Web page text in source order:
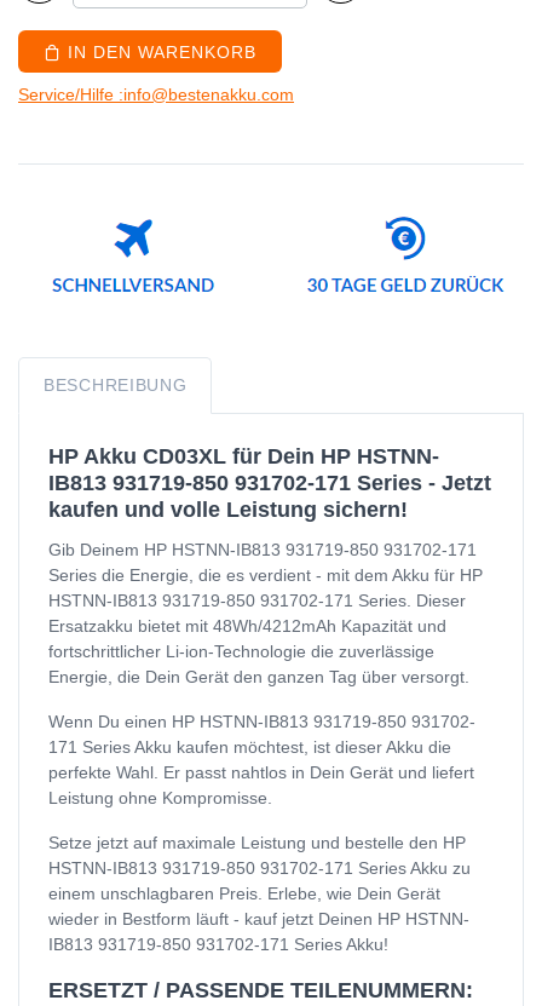
IN DEN WARENKORB
Service/Hilfe :info@bestenakku.com
BESCHREIBUNG
HP Akku CD03XL für Dein HP HSTNN-
IB813 931719-850 931702-171 Series - Jetzt
kaufen und volle Leistung sichern!
Gib Deinem HP HSTNN-IB813 931719-850 931702-171
Series die Energie, die es verdient - mit dem Akku für HP
HSTNN-IB813 931719-850 931702-171 Series. Dieser
Ersatzakku bietet mit 48Wh/4212mAh Kapazität und
fortschrittlicher Li-ion-Technologie die zuverlässige
Energie, die Dein Gerät den ganzen Tag über versorgt.
Wenn Du einen HP HSTNN-IB813 931719-850 931702-
171 Series Akku kaufen möchtest, ist dieser Akku die
perfekte Wahl. Er passt nahtlos in Dein Gerät und liefert
Leistung ohne Kompromisse.
Setze jetzt auf maximale Leistung und bestelle den HP
HSTNN-IB813 931719-850 931702-171 Series Akku zu
einem unschlagbaren Preis. Erlebe, wie Dein Gerät
wieder in Bestform läuft - kauf jetzt Deinen HP HSTNN-
IB813 931719-850 931702-171 Series Akku!
ERSETZT / PASSENDE TEILENUMMERN: